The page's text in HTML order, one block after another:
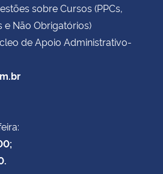
sobre Cursos (PPCs,
e Não Obrigatórios)
de Apoio Administrativo-